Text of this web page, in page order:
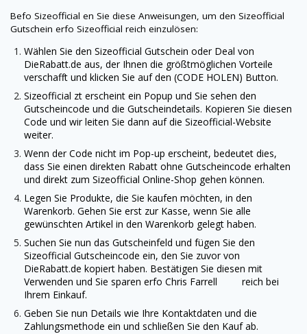
Befo Sizeofficial en Sie diese Anweisungen, um den Sizeofficial
Gutschein erfo Sizeofficial reich einzulösen:
Wählen Sie den Sizeofficial Gutschein oder Deal von
DieRabatt.de aus, der Ihnen die größtmöglichen Vorteile
verschafft und klicken Sie auf den (CODE HOLEN) Button.
Sizeofficial zt erscheint ein Popup und Sie sehen den
Gutscheincode und die Gutscheindetails. Kopieren Sie diesen
Code und wir leiten Sie dann auf die Sizeofficial-Website
weiter.
Wenn der Code nicht im Pop-up erscheint, bedeutet dies,
dass Sie einen direkten Rabatt ohne Gutscheincode erhalten
und direkt zum Sizeofficial Online-Shop gehen können.
Legen Sie Produkte, die Sie kaufen möchten, in den
Warenkorb. Gehen Sie erst zur Kasse, wenn Sie alle
gewünschten Artikel in den Warenkorb gelegt haben.
Suchen Sie nun das Gutscheinfeld und fügen Sie den
Sizeofficial Gutscheincode ein, den Sie zuvor von
DieRabatt.de kopiert haben. Bestätigen Sie diesen mit
Verwenden und Sie sparen erfo Chris Farrell reich bei
Ihrem Einkauf.
Geben Sie nun Details wie Ihre Kontaktdaten und die
Zahlungsmethode ein und schließen Sie den Kauf ab.